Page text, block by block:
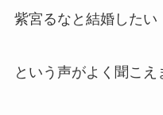
紫宮るなと結婚したい
という声がよく聞こえ